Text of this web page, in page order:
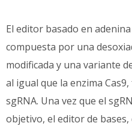
El editor basado en
compuesta por una
modificada y una variante
al igual que la enzima
sgRNA. Una vez que el
objetivo, el editor de